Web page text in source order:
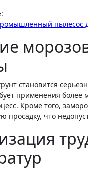
пылесос
становится
применения
Кроме того,
просадку, что